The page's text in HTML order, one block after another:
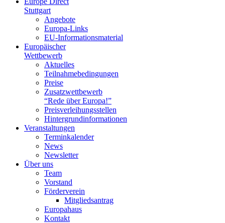
Stuttgart
Angebote
Europa-Links
EU-Informationsmaterial
Europäischer
Wettbewerb
Aktuelles
Teilnahme­bedingungen
Preise
Zusatzwettbewerb
“Rede über Europa!”
Preisverleihungsstellen
Hintergrundinformationen
Veranstaltungen
Terminkalender
News
Newsletter
Über uns
Team
Vorstand
Förderverein
Mitgliedsantrag
Europahaus
Kontakt